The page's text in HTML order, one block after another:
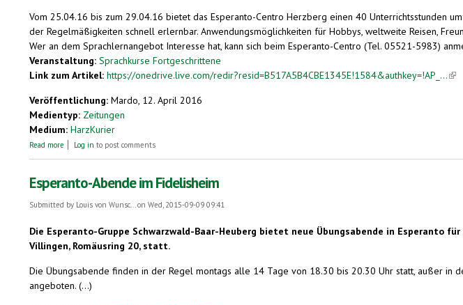
Vom 25.04.16 bis zum 29.04.16 bietet das Esperanto-Centro Herzberg einen 40 Unterrichtsstunden
der Regelmäßigkeiten schnell erlernbar. Anwendungsmöglichkeiten für Hobbys, weltweite Reisen,
Wer an dem Sprachlernangebot Interesse hat, kann sich beim Esperanto-Centro (Tel. 05521-5983)
Veranstaltung: Sprachkurse Fortgeschrittene
Link zum Artikel: https://onedrive.live.com/redir?resid=B517A5B4CBE1345E!1584&authkey=!AP_...
Veröffentlichung: Mardo, 12. April 2016
Medientyp: Zeitungen
Medium: HarzKurier
Read more about Esperanto-Wochenkursus in Herzberg
Log in to post comments
Esperanto-Abende im Fidelisheim
Submitted by Louis von Wunsc...on Wed, 2015-09-09 09:41
Die Esperanto-Gruppe Schwarzwald-Baar-Heuberg bietet neue Übungsabende in Esperanto
Villingen, Romäusring 20, statt.
Die Übungsabende finden in der Regel montags alle 14 Tage von 18.30 bis 20.30 Uhr statt, außer in
angeboten. (...)